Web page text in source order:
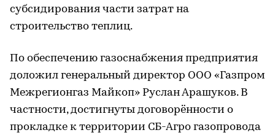
субсидирования части затрат на
строительство теплиц.
По обеспечению газоснабжения предприятия
доложил генеральный директор ООО «Газпром
Межрегионгаз Майкоп» Руслан Арашуков. В
частности, достигнуты договорённости о
прокладке к территории СБ-Агро газопровода